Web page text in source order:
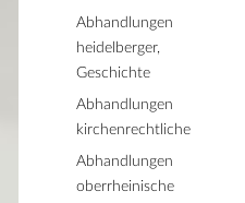
Abhandlungen
heidelberger,
Geschichte
Abhandlungen
kirchenrechtliche
Abhandlungen
oberrheinische